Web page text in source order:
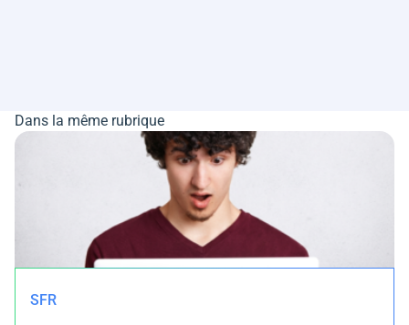
Dans la même rubrique
SFR